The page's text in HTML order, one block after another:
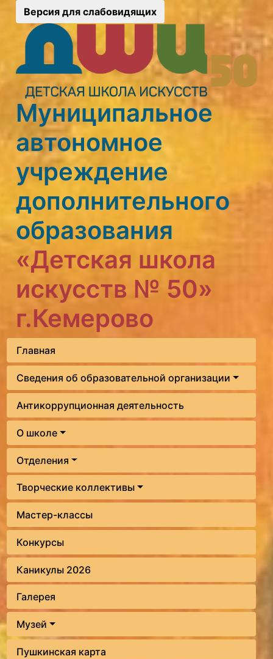
Версия для слабовидящих
Муниципальное
автономное
учреждение
дополнительного
образования
«Детская школа
искусств № 50»
г.Кемерово
Главная
Сведения об образовательной организации
Антикоррупционная деятельность
О школе
Отделения
Творческие коллективы
Мастер-классы
Конкурсы
Каникулы 2026
Галерея
Музей
Пушкинская карта